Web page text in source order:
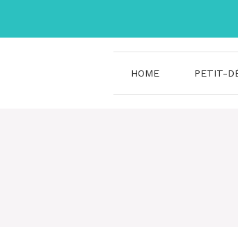
HOME PETIT-